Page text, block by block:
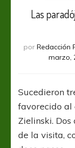
Las
por Redacción
marzo,
Sucedieron
favorecido al
Zielinski.
de la visita,